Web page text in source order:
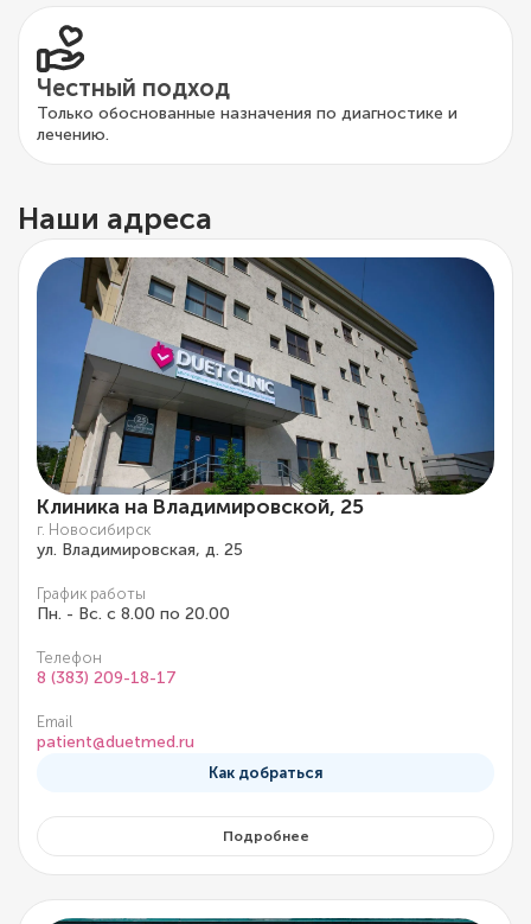
Честный подход
Только обоснованные назначения по диагностике и
лечению.
Наши адреса
Клиника на Владимировской, 25
г. Новосибирск
ул. Владимировская, д. 25
График работы
Пн. - Вс. с 8.00 по 20.00
Телефон
8 (383) 209-18-17
Email
patient@duetmed.ru
Как добраться
Подробнее